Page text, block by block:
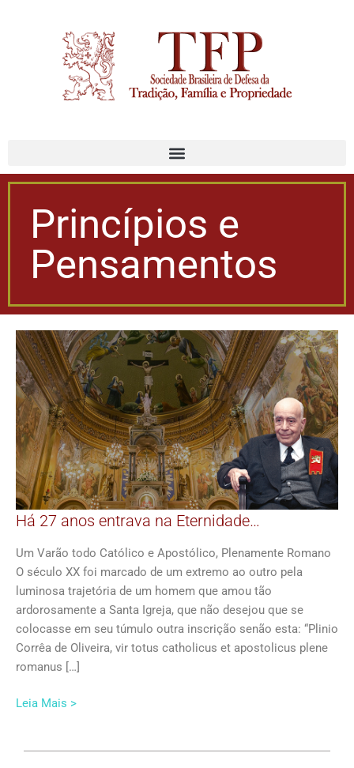
Princípios e
Pensamentos
Há 27 anos entrava na Eternidade…
Um Varão todo Católico e Apostólico, Plenamente Romano
O século XX foi marcado de um extremo ao outro pela
luminosa trajetória de um homem que amou tão
ardorosamente a Santa Igreja, que não desejou que se
colocasse em seu túmulo outra inscrição senão esta: “Plinio
Corrêa de Oliveira, vir totus catholicus et apostolicus plene
romanus […]
Leia Mais >